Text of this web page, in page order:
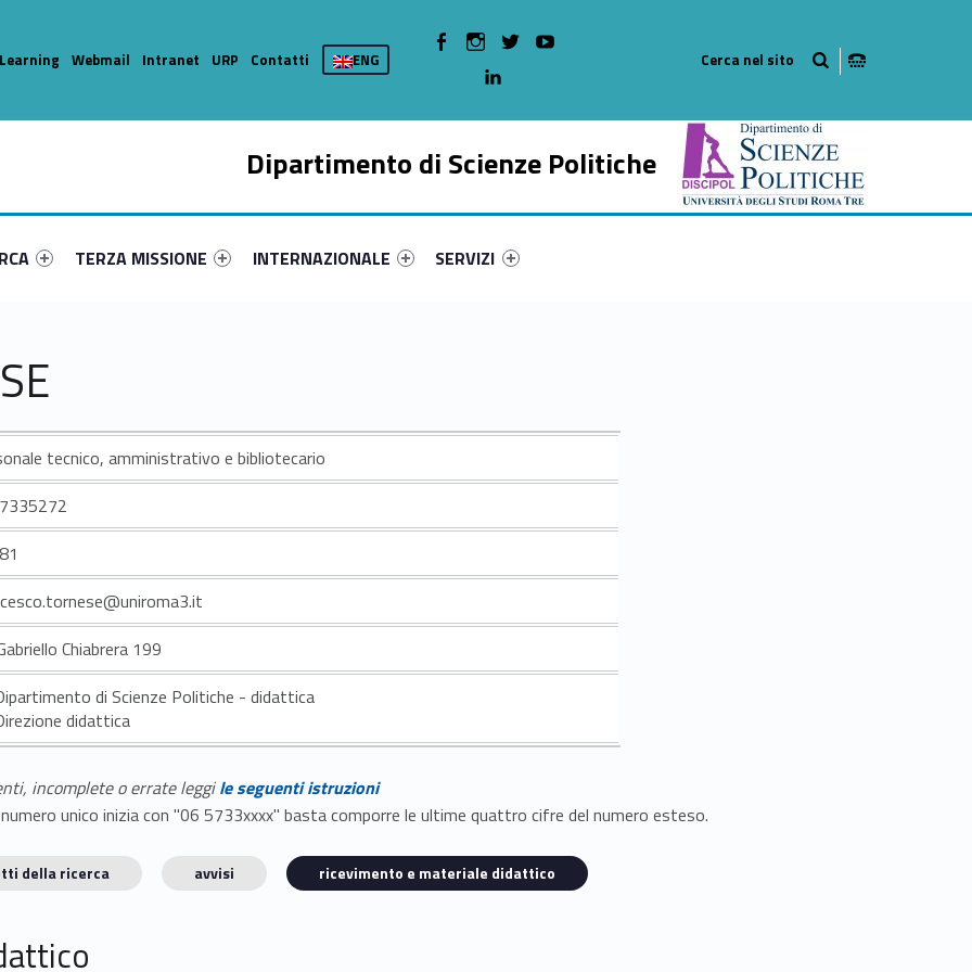
Dipartimento di Scienze Politiche
primary-43585-15
#link-menu-primary-82608-37
Link identifier #link-menu-primary-49759-49
TERZA MISSIONE
Link identifier #link-menu-primary-69487-54
INTERNAZIONALE
Link identifier #link-menu-primary-46782-65
SERVIZI
Webmail Intranet URP Contatti ENG
WebMan on Facebook
WebMan on Instagram
WebMan on twitter
tecnico, amministrativo e bibliotecario
Chiabrera 199
di Scienze Politiche - didattica
didattica
incomplete o errate leggile seguenti istruzioni
unico inizia con "06 5733xxxx" basta comporre le ultime quattro cifre del numero esteso.
della ricerca avvisi ricevimento e materiale didattico